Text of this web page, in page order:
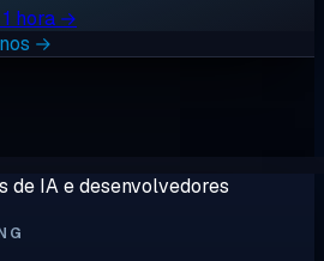
hora →
→
de IA e desenvolvedores